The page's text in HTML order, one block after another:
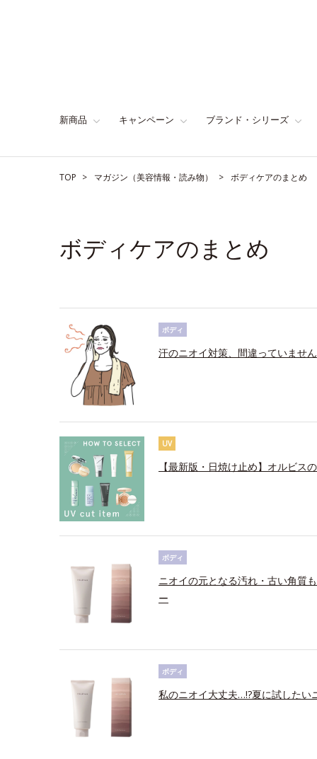
新商品 キャンペーン ブランド・シリーズ
TOP マガジン（美容情報・読み物） ボディケアのまとめ
ボディケアのまとめ
ボディ
汗のニオイ対策、間違っていませ
UV
【最新版・日焼け止め】オルビス
ボディ
ニオイの元となる汚れ・古い角質
ー
ボディ
私のニオイ大丈夫…!?夏に試したい